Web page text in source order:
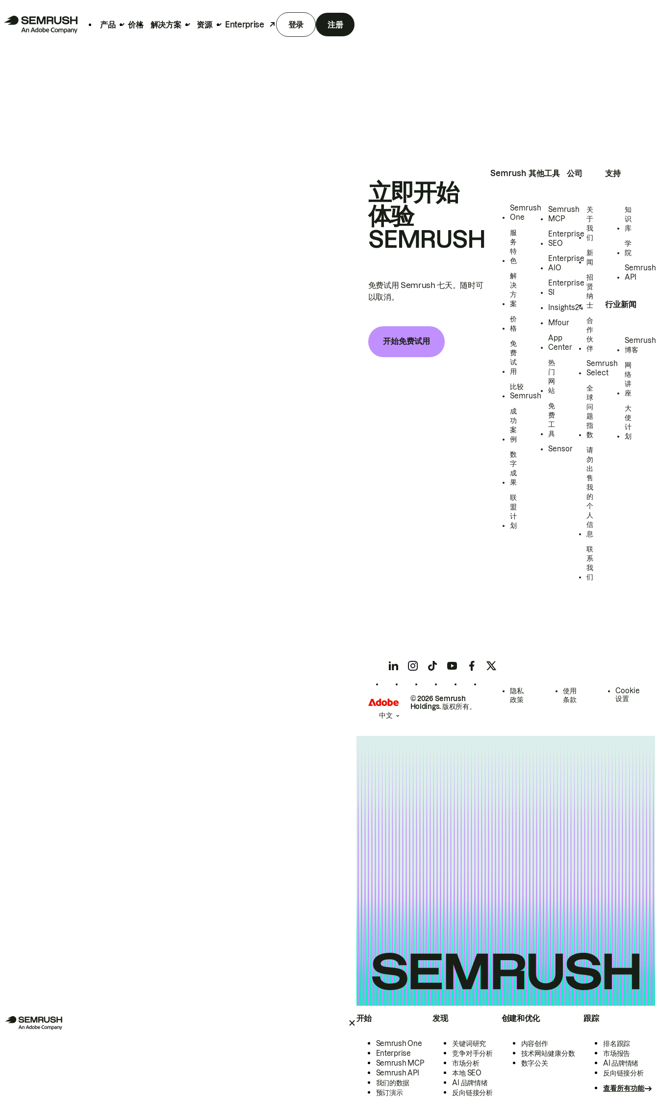
产品 价格 解决方案 资源 Enterprise 登录 注册
开始
Semrush One
Enterprise
Semrush MCP
Semrush API
我们的数据
预订演示
发现
关键词研究
竞争对手分析
市场分析
本地 SEO
AI 品牌情绪
反向链接分析
创建和优化
内容创作
技术网站健康分数
数字公关
跟踪
排名跟踪
市场报告
AI 品牌情绪
反向链接分析
查看所有功能
立即开始
体验
SEMRUSH
免费试用 Semrush 七天。随时可
以取消。
开始免费试用
Semrush
Semrush
One
服
务
特
色
解
决
方
案
价
格
免
费
试
用
比较
Semrush
成
功
案
例
数
字
成
果
联
盟
计
划
其他工具
Semrush
MCP
Enterprise
SEO
Enterprise
AIO
Enterprise
SI
Insights24
Mfour
App
Center
热
门
网
站
免
费
工
具
Sensor
公司
关
于
我
们
新
闻
招
贤
纳
士
合
作
伙
伴
Semrush
Select
全
球
问
题
指
数
请
勿
出
售
我
的
个
人
信
息
联
系
我
们
支持
知
识
库
学
院
Semrush
API
行业新闻
Semrush
博客
网
络
讲
座
大
使
计
划
© 2026 Semrush
Holdings. 版权所有。
隐私
政策
使用
条款
Cookie
设置
中文